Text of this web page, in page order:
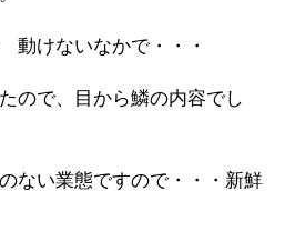
けないなかで・・・
ので、目から鱗の内容でし
い業態ですので・・・新鮮